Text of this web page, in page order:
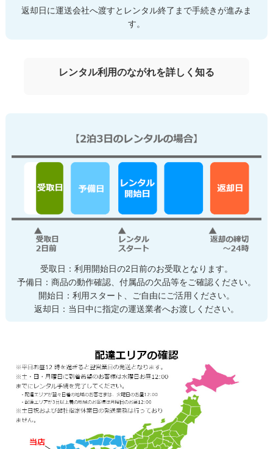
返却日に運送会社へ渡すとレンタル終了まで手続きが進みま
す。
レンタル利用のながれを詳しく知る
受取日：利用開始日の2日前のお受取となります。
予備日：商品の動作確認、付属品の欠品等をご確認ください。
開始日：利用スタート、ご自由にご活用ください。
返却日：当日中に指定の運送業者へお渡しください。